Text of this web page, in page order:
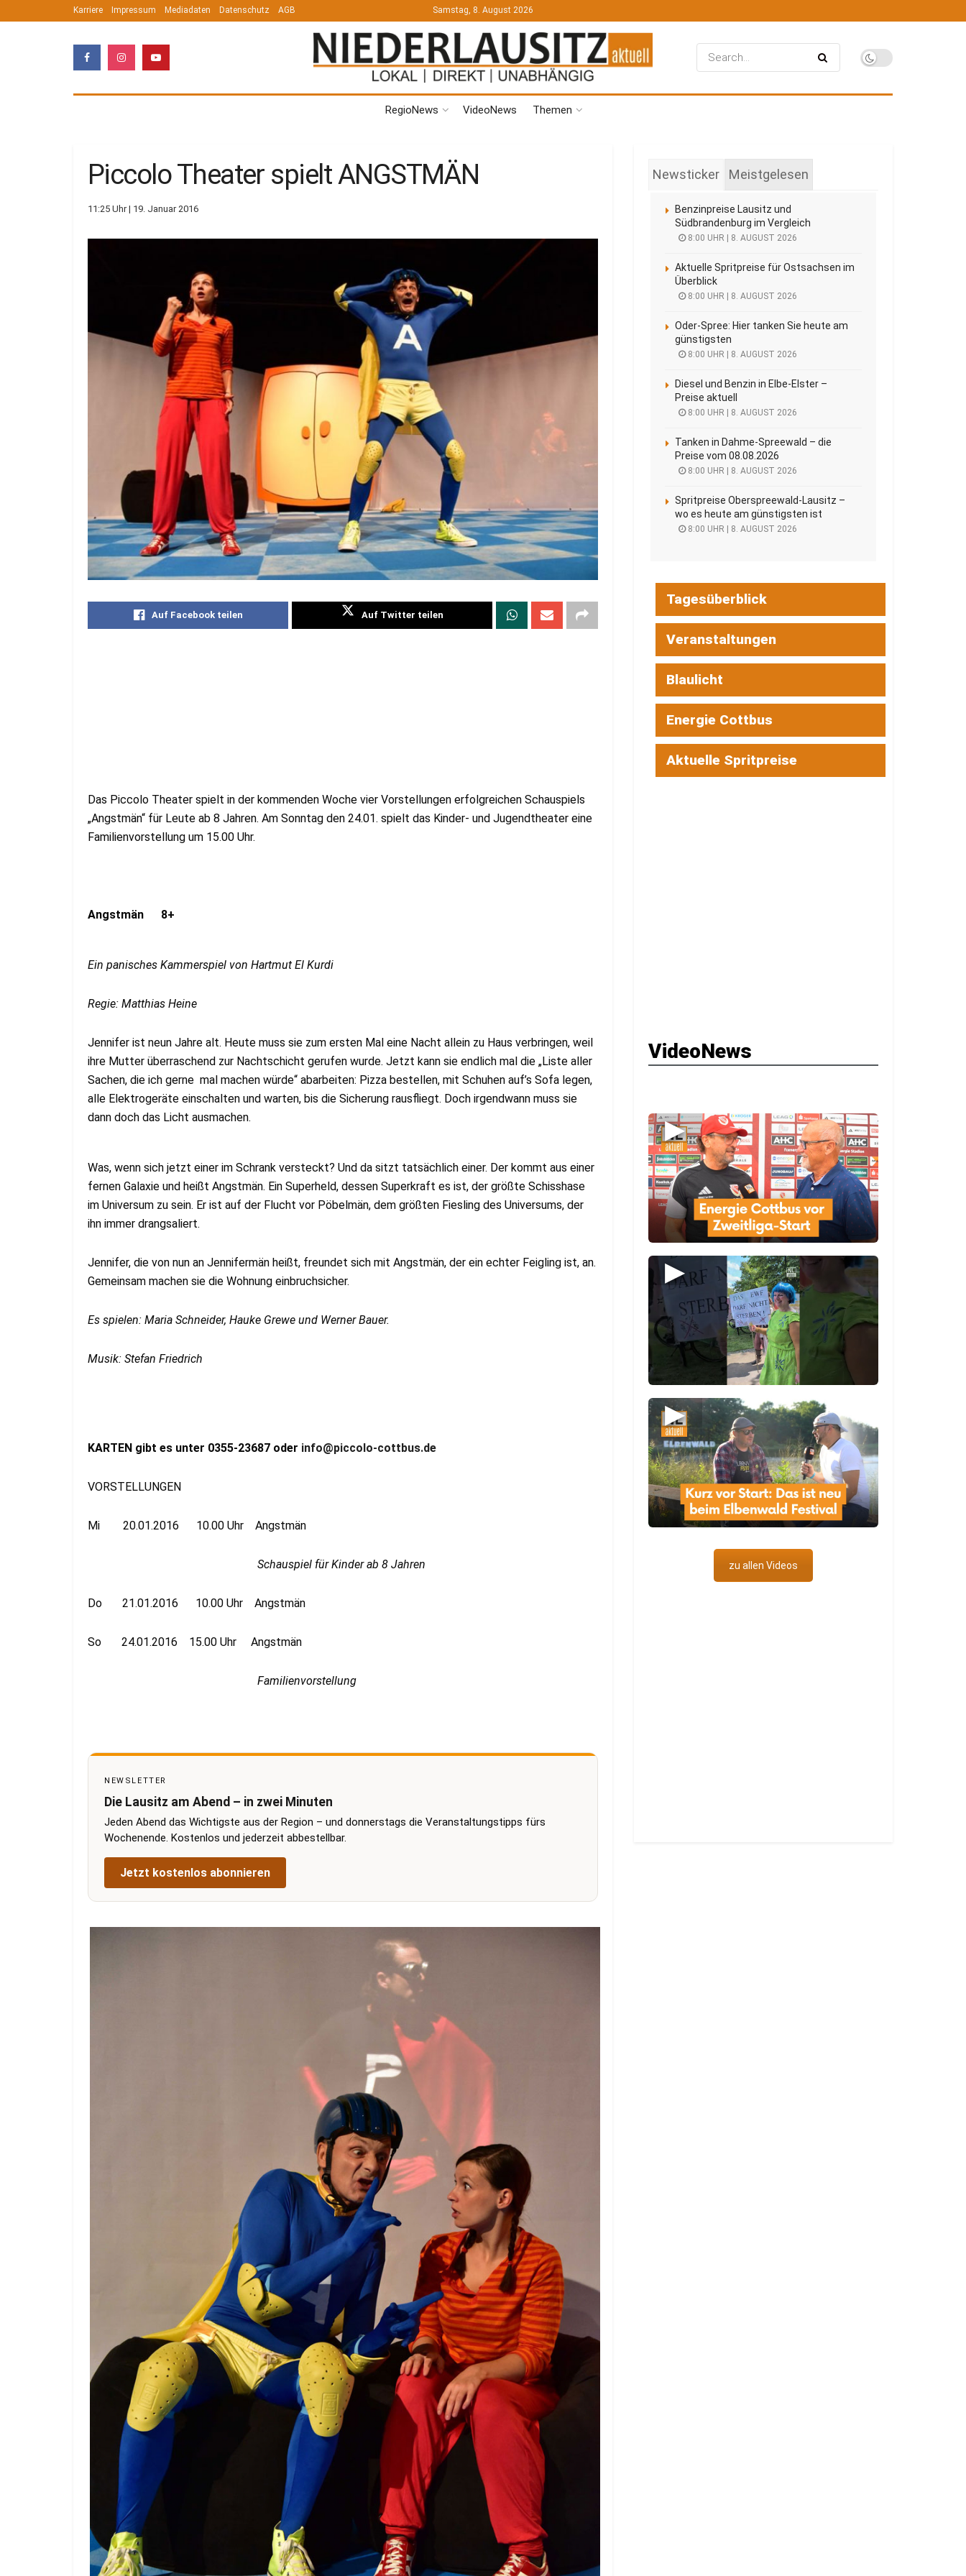
Karriere Impressum Mediadaten Datenschutz AGB Samstag, 8. August 2026
RegioNews VideoNews Themen
Piccolo Theater spielt ANGSTMÄN
11:25 Uhr | 19. Januar 2016
Auf Facebook teilen Auf Twitter teilen
Das Piccolo Theater spielt in der kommenden Woche vier Vorstellungen erfolgreichen Schauspiels
„Angstmän“ für Leute ab 8 Jahren. Am Sonntag den 24.01. spielt das Kinder- und Jugendtheater eine
Familienvorstellung um 15.00 Uhr.
Angstmän 8+
Ein panisches Kammerspiel von Hartmut El Kurdi
Regie: Matthias Heine
Jennifer ist neun Jahre alt. Heute muss sie zum ersten Mal eine Nacht allein zu Haus verbringen, weil
ihre Mutter überraschend zur Nachtschicht gerufen wurde. Jetzt kann sie endlich mal die „Liste aller
Sachen, die ich gerne mal machen würde“ abarbeiten: Pizza bestellen, mit Schuhen auf’s Sofa legen,
alle Elektrogeräte einschalten und warten, bis die Sicherung rausfliegt. Doch irgendwann muss sie
dann doch das Licht ausmachen.
Was, wenn sich jetzt einer im Schrank versteckt? Und da sitzt tatsächlich einer. Der kommt aus einer
fernen Galaxie und heißt Angstmän. Ein Superheld, dessen Superkraft es ist, der größte Schisshase
im Universum zu sein. Er ist auf der Flucht vor Pöbelmän, dem größten Fiesling des Universums, der
ihn immer drangsaliert.
Jennifer, die von nun an Jennifermän heißt, freundet sich mit Angstmän, der ein echter Feigling ist, an.
Gemeinsam machen sie die Wohnung einbruchsicher.
Es spielen: Maria Schneider, Hauke Grewe und Werner Bauer.
Musik: Stefan Friedrich
KARTEN gibt es unter 0355-23687 oder info@piccolo-cottbus.de
VORSTELLUNGEN
Mi 20.01.2016 10.00 Uhr Angstmän
Schauspiel für Kinder ab 8 Jahren
Do 21.01.2016 10.00 Uhr Angstmän
So 24.01.2016 15.00 Uhr Angstmän
Familienvorstellung
NEWSLETTER
Die Lausitz am Abend – in zwei Minuten
Jeden Abend das Wichtigste aus der Region – und donnerstags die Veranstaltungstipps fürs
Wochenende. Kostenlos und jederzeit abbestellbar.
Jetzt kostenlos abonnieren
Newsticker Meistgelesen
Benzinpreise Lausitz und
Südbrandenburg im Vergleich
8:00 UHR | 8. AUGUST 2026
Aktuelle Spritpreise für Ostsachsen im
Überblick
8:00 UHR | 8. AUGUST 2026
Oder-Spree: Hier tanken Sie heute am
günstigsten
8:00 UHR | 8. AUGUST 2026
Diesel und Benzin in Elbe-Elster –
Preise aktuell
8:00 UHR | 8. AUGUST 2026
Tanken in Dahme-Spreewald – die
Preise vom 08.08.2026
8:00 UHR | 8. AUGUST 2026
Spritpreise Oberspreewald-Lausitz –
wo es heute am günstigsten ist
8:00 UHR | 8. AUGUST 2026
Tagesüberblick
Veranstaltungen
Blaulicht
Energie Cottbus
Aktuelle Spritpreise
VideoNews
▶
▶
▶
zu allen Videos